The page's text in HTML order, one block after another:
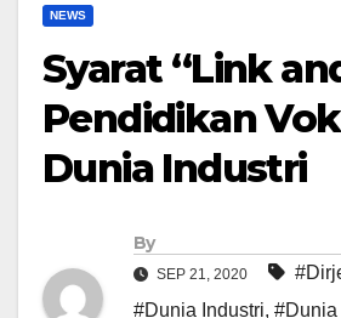
NEWS
Syarat “Link
Pendidikan
Dunia Industri
By
SEP 21, 2020
#Dunia Industri, #Dunia